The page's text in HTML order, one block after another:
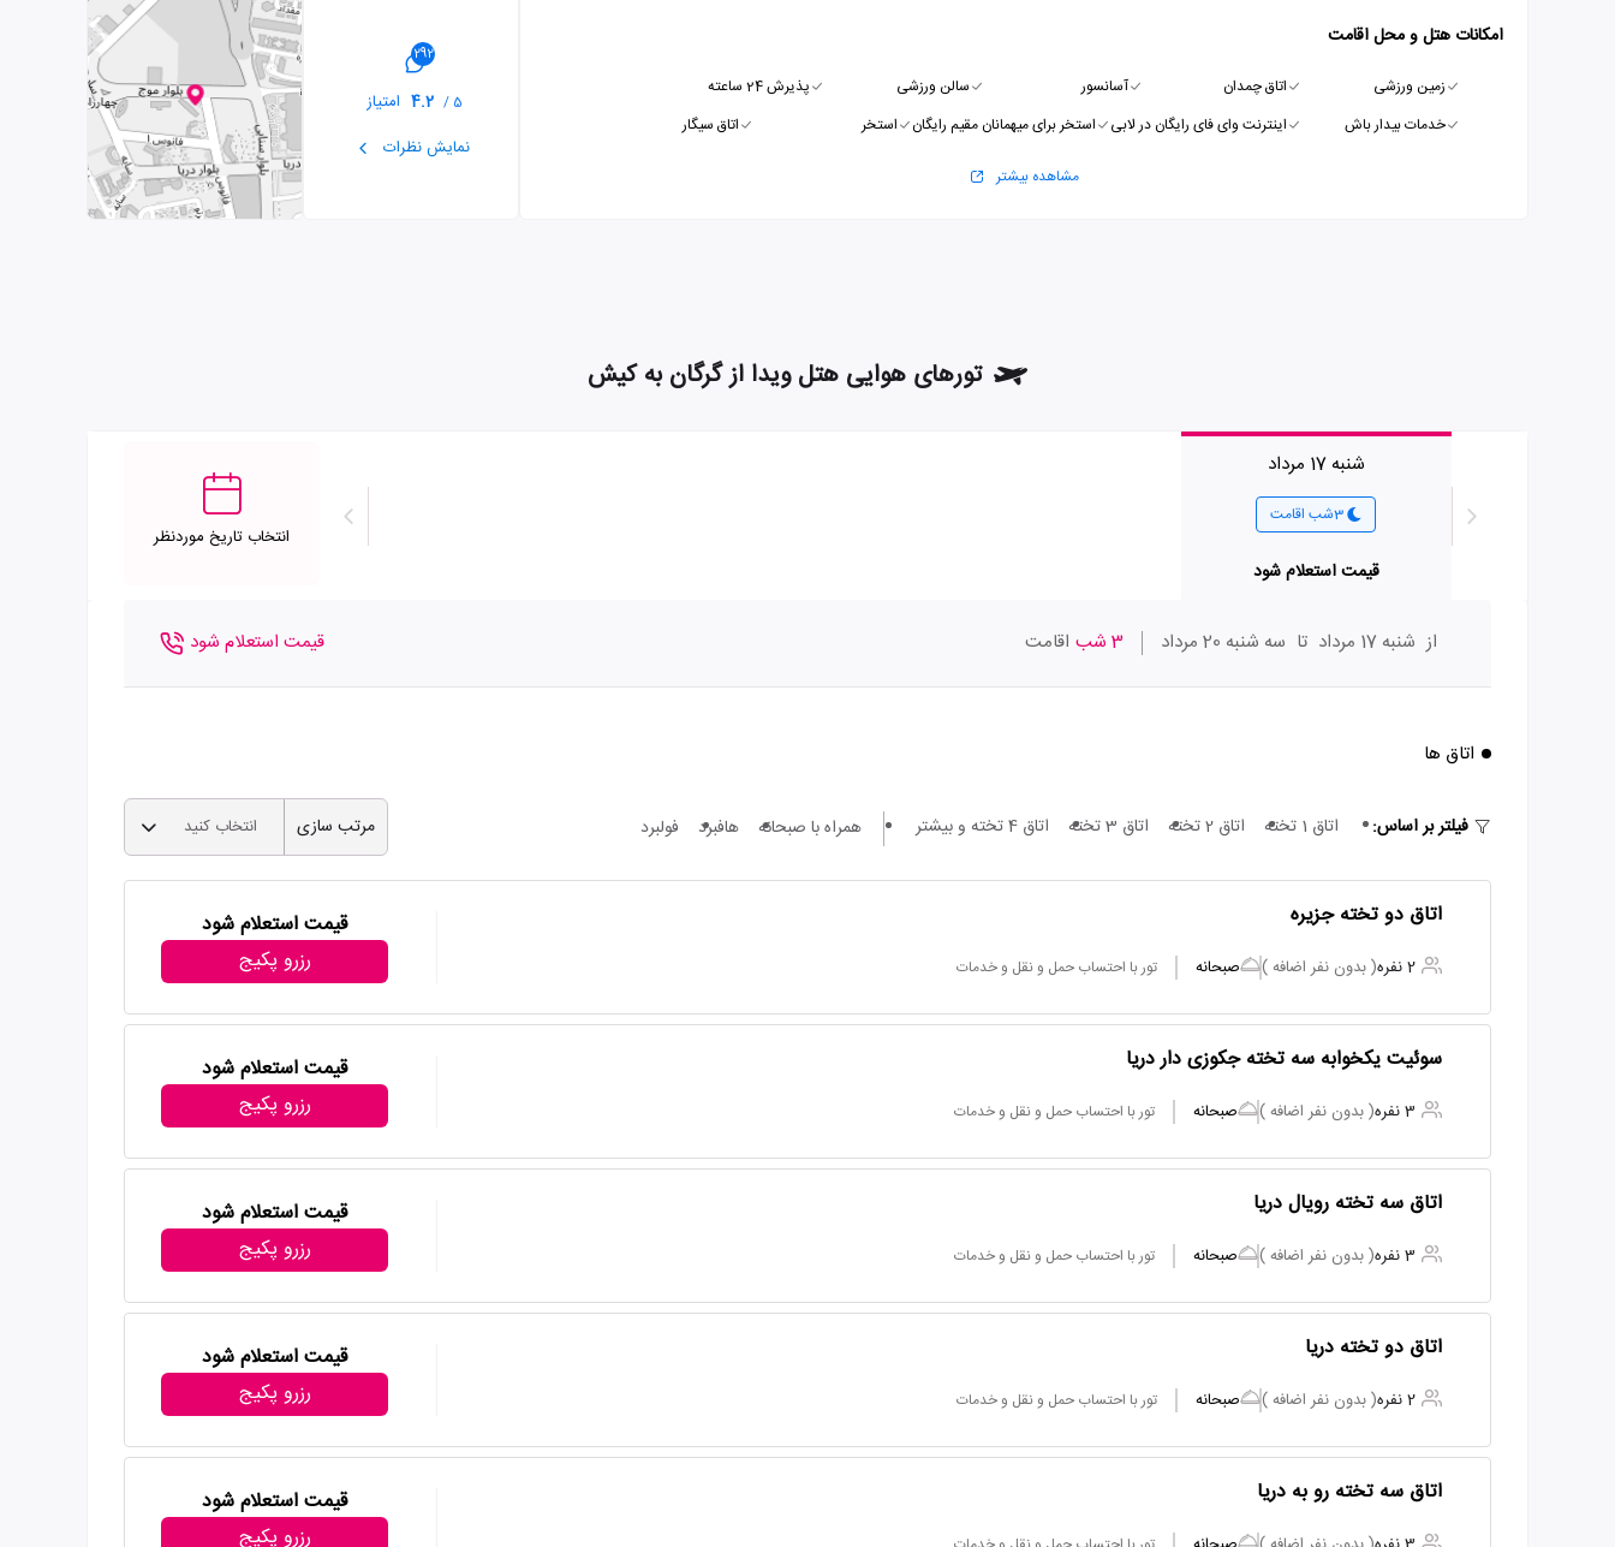
امکانات هتل و محل اقامت
زمین ورزشی اتاق چمدان آسانسور سالن ورزشی
پذیرش 24 ساعته
خدمات بیدار باش
اینترنت وای فای رایگان در لابی استخر برای میهمانان مقیم رایگان استخر اتاق سیگار
مشاهده بیشتر
292
5 /
4.2 امتیاز
نمایش نظرات
تورهای هوایی هتل ویدا از گرگان به کیش
شنبه 17 مرداد
3شب اقامت
قیمت استعلام شود
انتخاب تاریخ موردنظر
از شنبه 17 مرداد تا سه شنبه 20 مرداد 3 شب اقامت قیمت استعلام شود
اتاق ها
فیلتر بر اساس: اتاق 1 تخته اتاق 2 تخته اتاق 3 تخته اتاق 4 تخته و بیشتر همراه با صبحانه هافبرد فولبرد مرتب سازی انتخاب کنید
اتاق دو تخته جزیره
2 نفره ( بدون نفر اضافه ) صبحانه تور با احتساب حمل و نقل و خدمات
قیمت استعلام شود
رزرو پکیج
سوئیت یکخوابه سه تخته جکوزی دار دریا
3 نفره ( بدون نفر اضافه ) صبحانه تور با احتساب حمل و نقل و خدمات
قیمت استعلام شود
رزرو پکیج
اتاق سه تخته رویال دریا
3 نفره ( بدون نفر اضافه ) صبحانه تور با احتساب حمل و نقل و خدمات
قیمت استعلام شود
رزرو پکیج
اتاق دو تخته دریا
2 نفره ( بدون نفر اضافه ) صبحانه تور با احتساب حمل و نقل و خدمات
قیمت استعلام شود
رزرو پکیج
اتاق سه تخته رو به دریا
قیمت استعلام شود
رزرو پکیج